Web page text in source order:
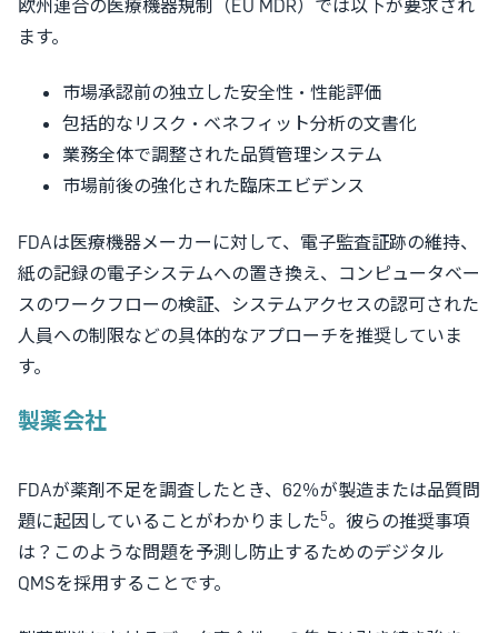
欧州連合の医療機器規制（EU MDR）では以下が要求され
ます。
市場承認前の独立した安全性・性能評価
包括的なリスク・ベネフィット分析の文書化
業務全体で調整された品質管理システム
市場前後の強化された臨床エビデンス
FDAは医療機器メーカーに対して、電子監査証跡の維持、
紙の記録の電子システムへの置き換え、コンピュータベー
スのワークフローの検証、システムアクセスの認可された
人員への制限などの具体的なアプローチを推奨していま
す。
製薬会社
FDAが薬剤不足を調査したとき、62％が製造または品質問
題に起因していることがわかりました5。彼らの推奨事項
は？このような問題を予測し防止するためのデジタル
QMSを採用することです。